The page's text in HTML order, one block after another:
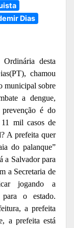
Dias
Ordinária desta
chamou
municipal sobre
a dengue,
é do
mil casos de
A prefeita quer
do palanque”
a Salvador para
a Secretaria de
jogando a
o estado.
a prefeita
a prefeita está